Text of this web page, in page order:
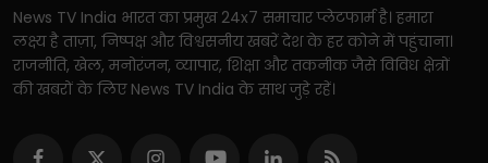
News TV India भारत का प्रमुख 24x7 समाचार प्लेटफार्म है। हमारा
लक्ष्य है ताज़ा, निष्पक्ष और विश्वसनीय खबरें देश के हर कोने में पहुंचाना।
राजनीति, खेल, मनोरंजन, व्यापार, शिक्षा और तकनीक जैसे विविध क्षेत्रों
की खबरों के लिए News TV India के साथ जुड़े रहें।